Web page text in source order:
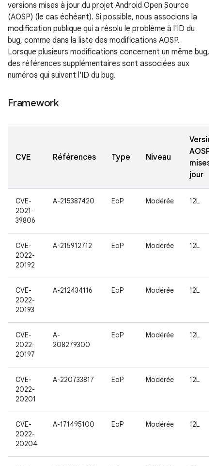
versions mises à jour du projet Android Open Source
(AOSP) (le cas échéant). Si possible, nous associons la
modification publique qui a résolu le problème à l'ID du
bug, comme dans la liste des modifications AOSP.
Lorsque plusieurs modifications concernent un même bug,
des références supplémentaires sont associées aux
numéros qui suivent l'ID du bug.
Framework
CVE Références Type Niveau
AOSP
mises à
jour
CVE-
2021-
39806
A-215387420 EoP Modérée 12L
CVE-
2022-
20192
A-215912712 EoP Modérée 12L
CVE-
2022-
20193
A-212434116 EoP Modérée 12L
CVE-
2022-
20197
A-
208279300
EoP Modérée 12L
CVE-
2022-
20201
A-220733817 EoP Modérée 12L
CVE-
2022-
20204
A-171495100 EoP Modérée 12L